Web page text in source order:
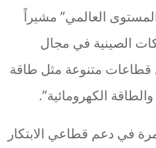
العالمي” مشيراً
الصينية في مجال
قطاعات متنوعة مثل طاقة
الكهرومائية”.
في دعم قطاعي الابتكار